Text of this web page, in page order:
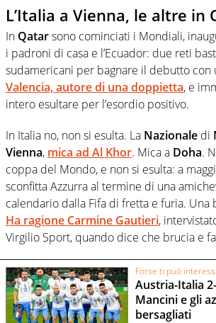
L’Italia a Vienna, le altre in
In Qatarsono cominciati i Mondiali,
i padroni di casa e l’Ecuador: due reti
sudamericani per bagnare il debutto con
Valencia, autore di una doppietta, e
intero esultare per l’esordio positivo.
In Italia no, non si esulta. La Nazionale di
Vienna, mica ad Al Khor. Mica a Doha.
coppa del Mondo, e non si esulta: a
sconfitta Azzurra al termine di una
calendario dalla Fifa di fretta e furia. Una
Ha ragione Carmine Gautieri,
Virgilio Sport, quando dice che brucia e
Forse ti può
Austria-Italia
Mancini e gli
bersagliati